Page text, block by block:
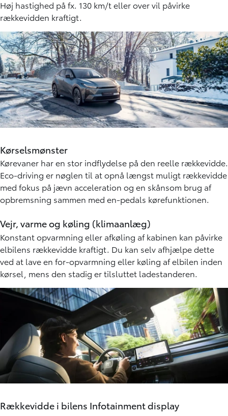
Faktorer der påvirker din rækkevidde
Nogle faktorer har kraftig indflydelse på et elbil/plug-in
batteri og derfor også rækkevidden.
Hastighed
Hastighed er den største faktor for elbilens rækkevidde.
Høj hastighed på fx. 130 km/t eller over vil påvirke
rækkevidden kraftigt.
Kørselsmønster
Kørevaner har en stor indflydelse på den reelle rækkevidde.
Eco-driving er nøglen til at opnå længst muligt rækkevidde
med fokus på jævn acceleration og en skånsom brug af
opbremsning sammen med en-pedals kørefunktionen.
Vejr, varme og køling (klimaanlæg)
Konstant opvarmning eller afkøling af kabinen kan påvirke
elbilens rækkevidde kraftigt. Du kan selv afhjælpe dette
ved at lave en for-opvarmning eller køling af elbilen inden
kørsel, mens den stadig er tilsluttet ladestanderen.